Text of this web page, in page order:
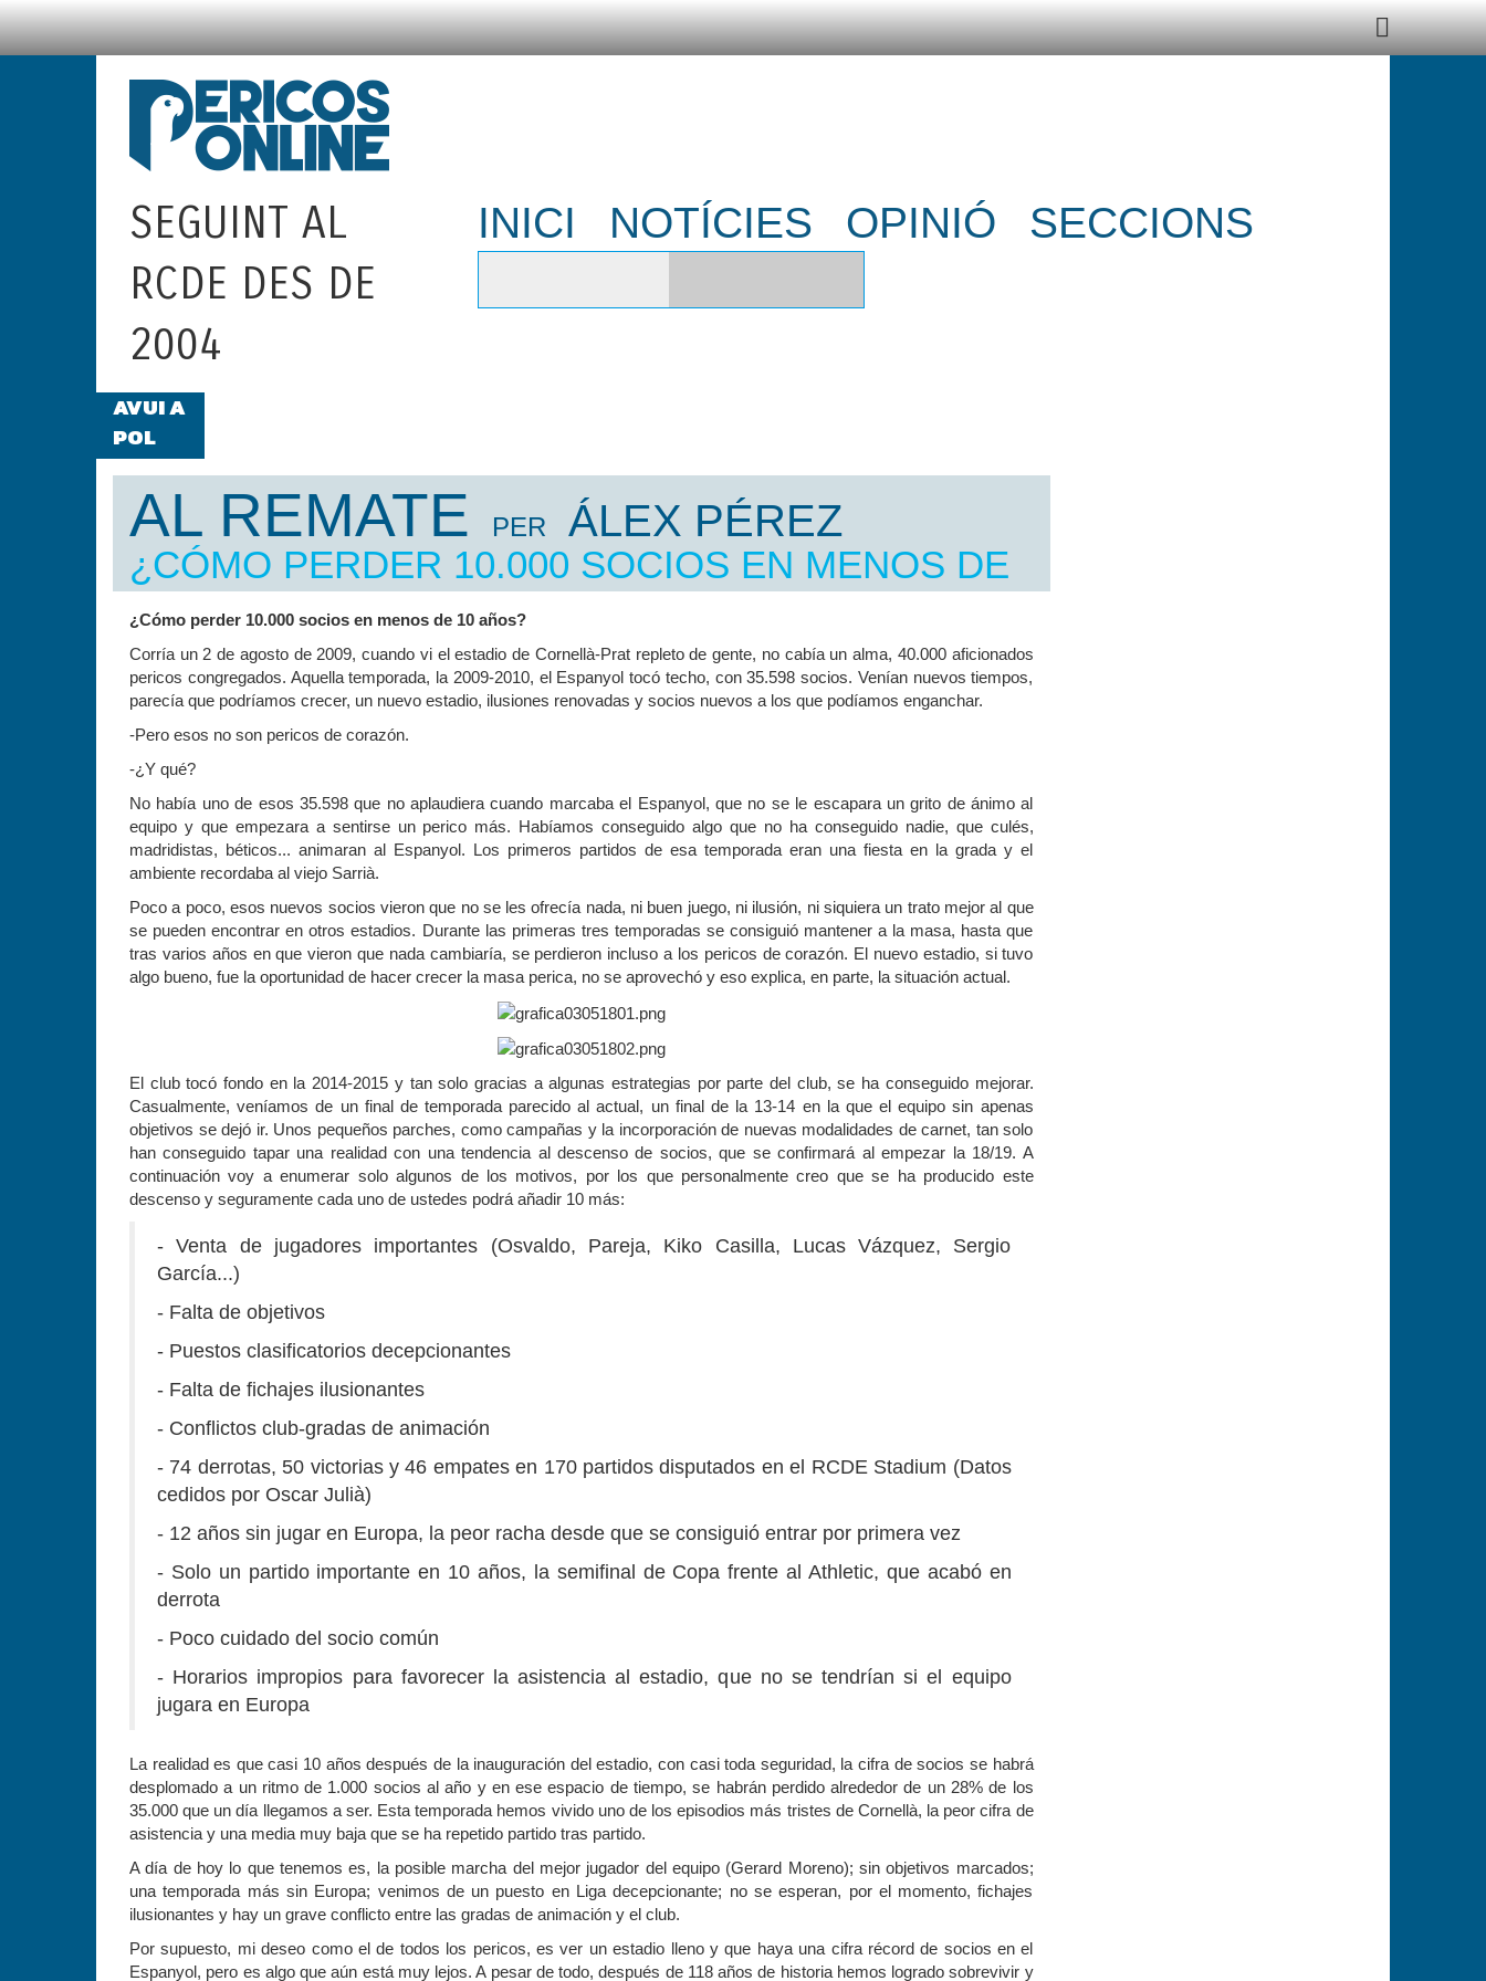
SEGUINT AL
RCDE DES DE
2004
INICI NOTÍCIES OPINIÓ SECCIONS
AVUI A
POL
ÁLEX PÉREZ ANALITZA LES CAUSES D'UNA DAVALLADA, LA DE LA MASSA
SOCIAL, QUE AMENAÇA AMB FER-SE ENCARA MÉS GREU
SUPERADA L'ETAPA DEL "QUIQUENACCIO", SERGIO MARTÍNEZ DEFENSA LA
NECESSITAT DE RECUPERAR UNA IDENTITAT COMUNA PER LA BASE I EL
FRAN SÁNCHEZ ALAMINOS S'ESTRENA AL NOSTRE PORTAL FENT-SE
AQUESTA PREGUNTA: VA SER UN ERROR FER L'ESTADI, COM DEFENSA DANI?
DE QUI VA SER LA "CULPA"?
AL REMATE PER ÁLEX PÉREZ
¿CÓMO PERDER 10.000 SOCIOS EN MENOS DE
10 AÑOS?
¿Cómo perder 10.000 socios en menos de 10 años?
Corría un 2 de agosto de 2009, cuando vi el estadio de Cornellà-Prat repleto de gente, no cabía un alma, 40.000 aficionados
pericos congregados. Aquella temporada, la 2009-2010, el Espanyol tocó techo, con 35.598 socios. Venían nuevos tiempos,
parecía que podríamos crecer, un nuevo estadio, ilusiones renovadas y socios nuevos a los que podíamos enganchar.
-Pero esos no son pericos de corazón.
-¿Y qué?
No había uno de esos 35.598 que no aplaudiera cuando marcaba el Espanyol, que no se le escapara un grito de ánimo al
equipo y que empezara a sentirse un perico más. Habíamos conseguido algo que no ha conseguido nadie, que culés,
madridistas, béticos... animaran al Espanyol. Los primeros partidos de esa temporada eran una fiesta en la grada y el
ambiente recordaba al viejo Sarrià.
Poco a poco, esos nuevos socios vieron que no se les ofrecía nada, ni buen juego, ni ilusión, ni siquiera un trato mejor al que
se pueden encontrar en otros estadios. Durante las primeras tres temporadas se consiguió mantener a la masa, hasta que
tras varios años en que vieron que nada cambiaría, se perdieron incluso a los pericos de corazón. El nuevo estadio, si tuvo
algo bueno, fue la oportunidad de hacer crecer la masa perica, no se aprovechó y eso explica, en parte, la situación actual.
El club tocó fondo en la 2014-2015 y tan solo gracias a algunas estrategias por parte del club, se ha conseguido mejorar.
Casualmente, veníamos de un final de temporada parecido al actual, un final de la 13-14 en la que el equipo sin apenas
objetivos se dejó ir. Unos pequeños parches, como campañas y la incorporación de nuevas modalidades de carnet, tan solo
han conseguido tapar una realidad con una tendencia al descenso de socios, que se confirmará al empezar la 18/19. A
continuación voy a enumerar solo algunos de los motivos, por los que personalmente creo que se ha producido este
descenso y seguramente cada uno de ustedes podrá añadir 10 más:
- Venta de jugadores importantes (Osvaldo, Pareja, Kiko Casilla, Lucas Vázquez, Sergio
García...)
- Falta de objetivos
- Puestos clasificatorios decepcionantes
- Falta de fichajes ilusionantes
- Conflictos club-gradas de animación
- 74 derrotas, 50 victorias y 46 empates en 170 partidos disputados en el RCDE Stadium (Datos
cedidos por Oscar Julià)
- 12 años sin jugar en Europa, la peor racha desde que se consiguió entrar por primera vez
- Solo un partido importante en 10 años, la semifinal de Copa frente al Athletic, que acabó en
derrota
- Poco cuidado del socio común
- Horarios impropios para favorecer la asistencia al estadio, que no se tendrían si el equipo
jugara en Europa
La realidad es que casi 10 años después de la inauguración del estadio, con casi toda seguridad, la cifra de socios se habrá
desplomado a un ritmo de 1.000 socios al año y en ese espacio de tiempo, se habrán perdido alrededor de un 28% de los
35.000 que un día llegamos a ser. Esta temporada hemos vivido uno de los episodios más tristes de Cornellà, la peor cifra de
asistencia y una media muy baja que se ha repetido partido tras partido.
A día de hoy lo que tenemos es, la posible marcha del mejor jugador del equipo (Gerard Moreno); sin objetivos marcados;
una temporada más sin Europa; venimos de un puesto en Liga decepcionante; no se esperan, por el momento, fichajes
ilusionantes y hay un grave conflicto entre las gradas de animación y el club.
Por supuesto, mi deseo como el de todos los pericos, es ver un estadio lleno y que haya una cifra récord de socios en el
Espanyol, pero es algo que aún está muy lejos. A pesar de todo, después de 118 años de historia hemos logrado sobrevivir y